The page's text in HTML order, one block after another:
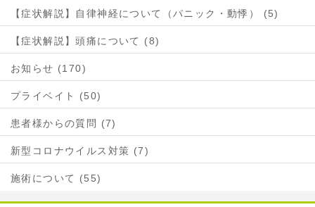
【症状解説】自律神経について（パニック・動悸） (5)
【症状解説】頭痛について (8)
お知らせ (170)
プライベイト (50)
患者様からの質問 (7)
新型コロナウイルス対策 (7)
施術について (55)